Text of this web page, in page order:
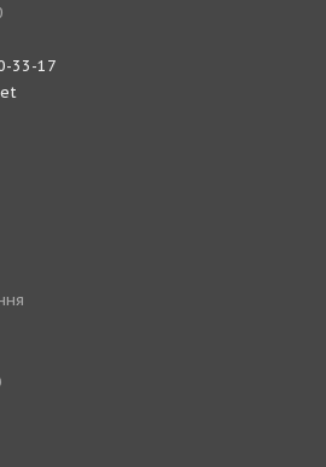
33-17